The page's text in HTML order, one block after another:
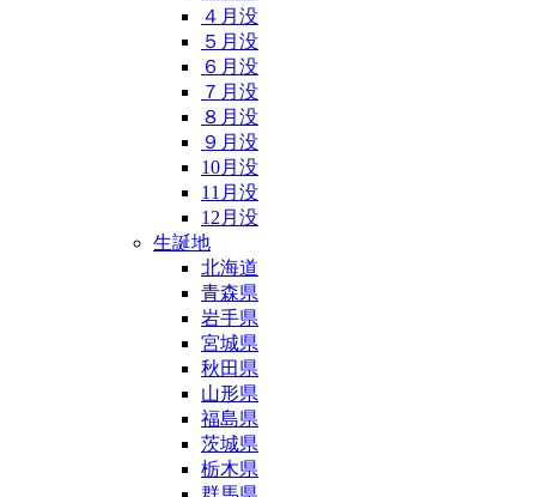
４月没
５月没
６月没
７月没
８月没
９月没
10月没
11月没
12月没
生誕地
北海道
青森県
岩手県
宮城県
秋田県
山形県
福島県
茨城県
栃木県